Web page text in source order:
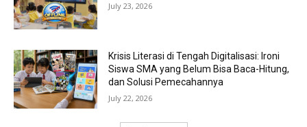
July 23, 2026
Krisis Literasi di Tengah Digitalisasi: Ironi
Siswa SMA yang Belum Bisa Baca-Hitung,
dan Solusi Pemecahannya
July 22, 2026